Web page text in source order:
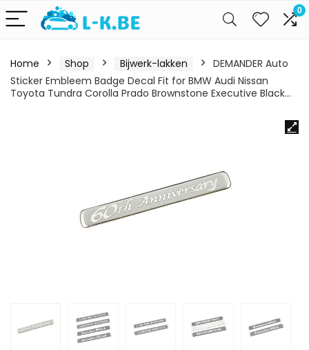
0
Home Shop Bijwerk-lakken
DEMANDER Auto
Sticker Embleem Badge Decal Fit for BMW Audi Nissan
Toyota Tundra Corolla Prado Brownstone Executive Black…